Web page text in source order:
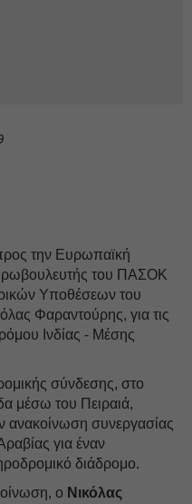
την Ευρωπαϊκή
του ΠΑΣΟΚ
Υποθέσεων του
Φαραντούρης, για τις
Ινδίας - Μέσης
σύνδεσης, στο
μέσω του Πειραιά,
ανακοίνωση συνεργασίας
για έναν
διάδρομο.
ο Νικόλας